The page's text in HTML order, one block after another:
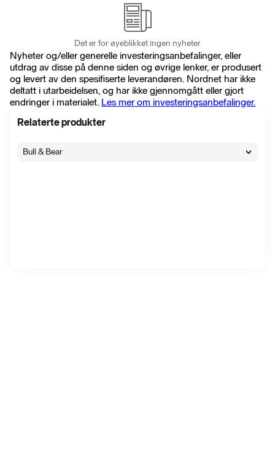
Det er for øyeblikket ingen nyheter
Nyheter og/eller generelle investeringsanbefalinger, eller
utdrag av disse på denne siden og øvrige lenker, er produsert
og levert av den spesifiserte leverandøren. Nordnet har ikke
deltatt i utarbeidelsen, og har ikke gjennomgått eller gjort
endringer i materialet. Les mer om investeringsanbefalinger.
Relaterte produkter
Bull & Bear